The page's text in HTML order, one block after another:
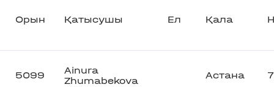
Орын Қатысушы Ел Қала
5099
Ainura
Zhumabekova
Астана